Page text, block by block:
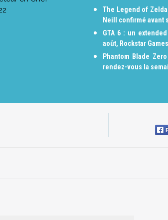
The Legend of
Neill confirmé avant
GTA 6 : un
août, Rockstar
Phantom Blade
rendez-vous la